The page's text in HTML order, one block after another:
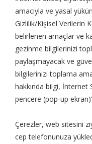
amacıyla ve yasal
Gizlilik/Kişisel Verilerin
belirlenen amaçlar ve
gezinme bilgilerinizi
paylaşmayacak ve
bilgilerinizi toplama
hakkında bilgi, İnternet
pencere (pop-up
Çerezler, web sitesini
cep telefonunuza